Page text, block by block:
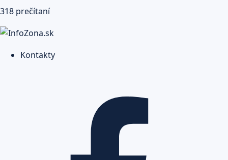
318 prečítaní
Kontakty